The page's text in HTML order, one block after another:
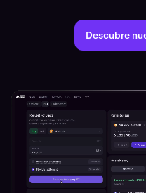
Descubre